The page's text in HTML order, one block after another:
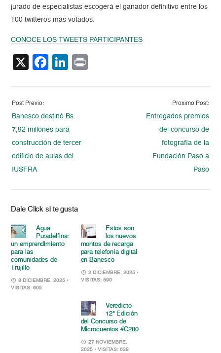
jurado de especialistas escogerá el ganador definitivo entre los
100 twitteros más votados.
CONOCE LOS TWEETS PARTICIPANTES
X Facebook
LinkedIn
Post Previo:
Banesco destinó Bs.
7,92 millones para
construcción de tercer
edificio de aulas del
IUSFRA
Proximo Post:
Entregados premios
del concurso de
fotografía de la
Fundación Paso a
Paso
Dale Click si te gusta
Agua
Puradelfina:
un emprendimiento
para las
comunidades de
Trujillo
8 DICIEMBRE, 2025 •
VISITAS: 605
Estos son
los nuevos
montos de recarga
para telefonía digital
en Banesco
2 DICIEMBRE, 2025 •
VISITAS: 590
Veredicto
12° Edición
del Concurso de
Microcuentos #C280
27 NOVIEMBRE,
2025 • VISITAS: 629